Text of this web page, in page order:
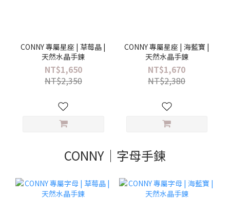
CONNY 專屬星座 | 草莓晶 |
天然水晶手鍊
NT$1,650
NT$2,350
CONNY 專屬星座 | 海藍寶 |
天然水晶手鍊
NT$1,670
NT$2,380
CONNY｜字母手鍊